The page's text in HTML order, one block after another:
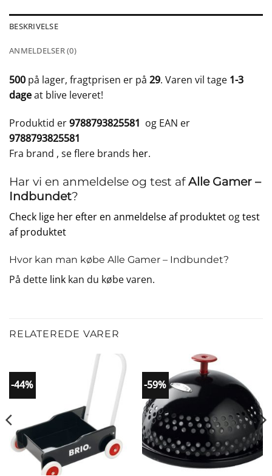
BESKRIVELSE
ANMELDELSER (0)
500 på lager, fragtprisen er på 29. Varen vil tage 1-3
dageat blive leveret!
Produktid er9788793825581 og EAN er
9788793825581
Fra brand , se flere brands her.
Har vi en anmeldelse og test afAlle Gamer –
Indbundet?
Check lige her efter en anmeldelse af produktet ogtest
af produktet
Hvor kan man købe Alle Gamer – Indbundet?
På dette link kan du købe varen.
RELATEREDE VARER
-44% -59%